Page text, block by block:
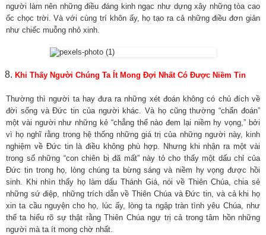
người làm nên những điều đáng kinh ngạc như dựng xây những tòa cao
ốc chọc trời. Và với cùng trí khôn ấy, họ tạo ra cả những điều đơn giản
như chiếc muỗng nhỏ xinh.
Khi Thấy Người Chúng Ta Ít Mong Đợi Nhất Có Được Niềm Tin
Thường thì người ta hay đưa ra những xét đoán không có chủ đích về
đời sống và Đức tin của người khác. Và họ cũng thường “chẩn đoán”
một vài người như những kẻ “chẳng thể nào đem lại niềm hy vọng,” bởi
vì họ nghĩ rằng trong hệ thống những giá trị của những người này, kinh
nghiệm về Đức tin là điều không phù hợp. Nhưng khi nhận ra một vài
trong số những “con chiên bị đã mất” này tỏ cho thấy một dấu chỉ của
Đức tin trong họ, lòng chúng ta bừng sáng và niềm hy vọng được hồi
sinh. Khi nhìn thấy họ làm dấu Thánh Giá, nói về Thiên Chúa, chia sẻ
những sứ điệp, những trích dẫn về Thiên Chúa và Đức tin, và cả khi họ
xin ta cầu nguyện cho họ, lúc ấy, lòng ta ngập tràn tình yêu Chúa, như
thể ta hiểu rõ sự thật rằng Thiên Chúa ngự trị cả trong tâm hồn những
người mà ta ít mong chờ nhất.